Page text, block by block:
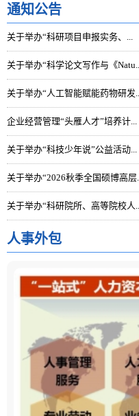
通知公告
关于举办“科研项目申报实务、...
关于举办“科学论文写作与《
关于举办“人工智能赋能药物研发
企业经营管理“头雁人才”培养计...
关于举办“科技少年说”公益活动...
关于举办“2026秋季全国硕博高层
关于举办“科研院所、高等院校人
人事外包